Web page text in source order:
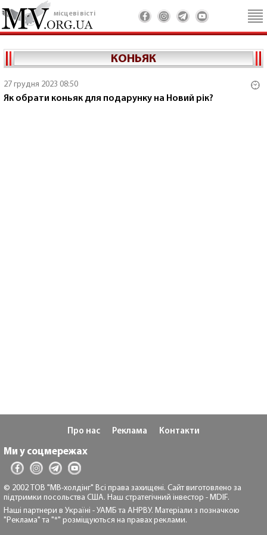
місцеві вісті
КОНЬЯК
27 грудня 2023 08:50
Як обрати коньяк для подарунку на Новий рік?
Про нас Реклама Контакти
Ми у соцмережах
© 2002 ТОВ "МВ-холдінг" Всі права захищені. Сайт виготовлено за
підтримки посольства США. Наш стратегічний інвестор - MDIF.
Наші партнери в Україні - УАМБ та АНРВУ. Матеріали з позначкою
"Реклама" та "*" розміщуються на правах реклами.